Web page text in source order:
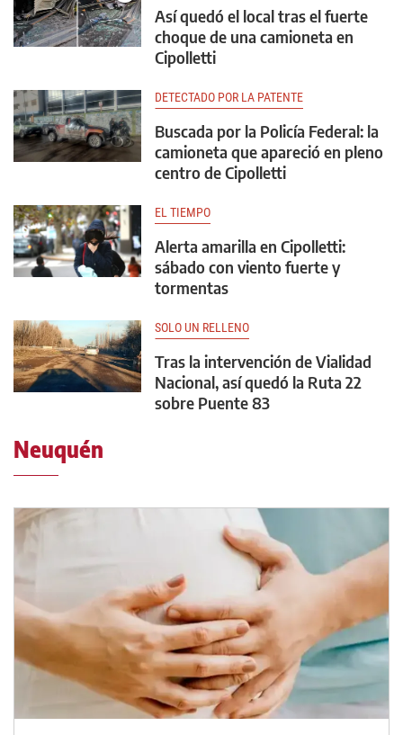
Así quedó el local tras el fuerte
choque de una camioneta en
Cipolletti
DETECTADO POR LA PATENTE
Buscada por la Policía Federal: la
camioneta que apareció en pleno
centro de Cipolletti
EL TIEMPO
Alerta amarilla en Cipolletti:
sábado con viento fuerte y
tormentas
SOLO UN RELLENO
Tras la intervención de Vialidad
Nacional, así quedó la Ruta 22
sobre Puente 83
Neuquén